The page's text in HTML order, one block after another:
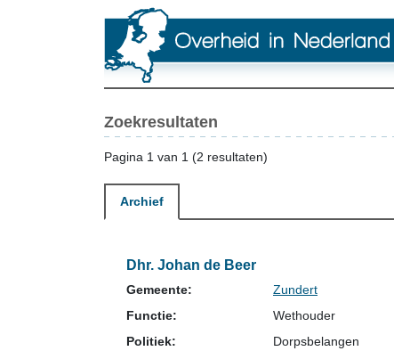
Zoekresultaten
Pagina 1 van 1 (2 resultaten)
Archief
Dhr. Johan de Beer
Gemeente:
Zundert
Functie:
Wethouder
Politiek:
Dorpsbelangen